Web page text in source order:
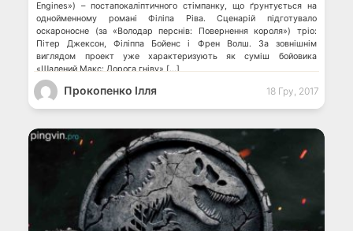
Engines») – постапокаліптичного стімпанку, що ґрунтується на
однойменному романі Філіпа Ріва. Сценарій підготувало
оскароносне (за «Володар перснів: Повернення короля») тріо:
Пітер Джексон, Філіппа Бойенс і Френ Волш. За зовнішнім
виглядом проект уже характеризують як суміш бойовика
«Шалений Макс: Дорога гніву» […]
Прокопенко Ілля 18 Гру, 2017